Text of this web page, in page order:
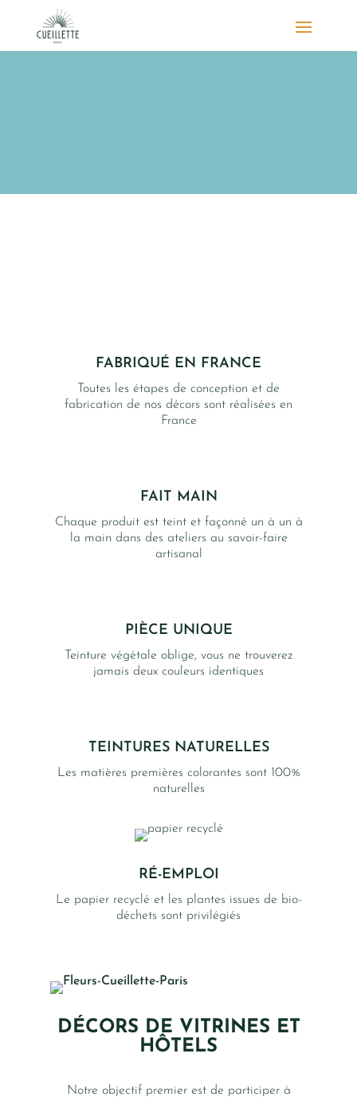
FABRIQUÉ EN FRANCE
Toutes les étapes de conception et de
fabrication de nos décors sont réalisées en
France
FAIT MAIN
Chaque produit est teint et façonné un à un à
la main dans des ateliers au savoir-faire
artisanal
PIÈCE UNIQUE
Teinture végétale oblige, vous ne trouverez
jamais deux couleurs identiques
TEINTURES NATURELLES
Les matières premières colorantes sont 100%
naturelles
RÉ-EMPLOI
Le papier recyclé et les plantes issues de bio-
déchets sont privilégiés
DÉCORS DE VITRINES ET
HÔTELS
Notre objectif premier est de participer à